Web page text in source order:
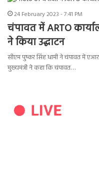
24 February 2023 - 7:41 PM
चंपावत में ARTO
ने किया उद्घाटन
सीएम पुष्कर सिंह धामी ने चंपावत में
मुख्यमंत्री ने कहा कि चंपावत…